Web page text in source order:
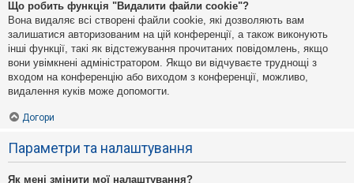
Що робить функція "Видалити файли cookie"?
Вона видаляє всі створені файли cookie, які дозволяють вам
залишатися авторизованим на цій конференції, а також виконують
інші функції, такі як відстежування прочитаних повідомлень, якщо
вони увімкнені адміністратором. Якщо ви відчуваєте труднощі з
входом на конференцію або виходом з конференції, можливо,
видалення куків може допомогти.
Догори
Параметри та налаштування
Як мені змінити мої налаштування?